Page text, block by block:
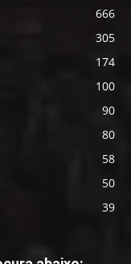
666
305
174
100
90
80
58
50
39